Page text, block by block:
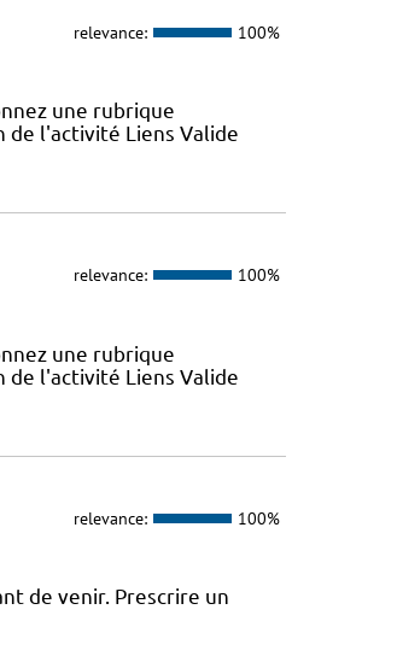
relevance: 100%
une rubrique
de l'activité Liens Valide
relevance: 100%
une rubrique
de l'activité Liens Valide
relevance: 100%
de venir. Prescrire un